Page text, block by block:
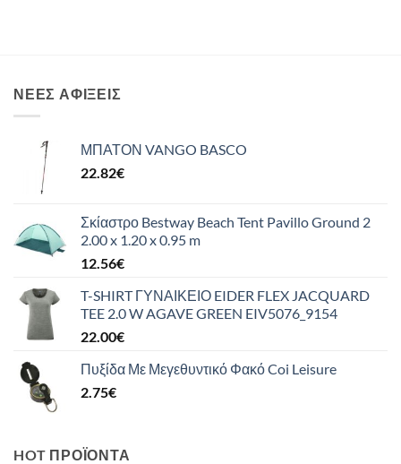
ΝΈΕΣ ΑΦΊΞΕΙΣ
ΜΠΑΤΟΝ VANGO BASCO
22.82€
Σκίαστρο Bestway Beach Tent Pavillo Ground 2
2.00 x 1.20 x 0.95 m
12.56€
T-SHIRT ΓΥΝΑΙΚΕΙΟ EIDER FLEX JACQUARD
TEE 2.0 W AGAVE GREEN EIV5076_9154
22.00€
Πυξίδα Με Μεγεθυντικό Φακό Coi Leisure
2.75€
HOT ΠΡΟΪΌΝΤΑ